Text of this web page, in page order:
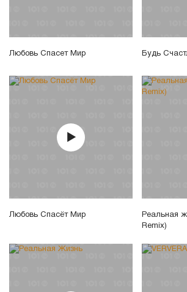
Любовь Спасет Мир Будь
Любовь Спасёт Мир
Реальная
Remix)